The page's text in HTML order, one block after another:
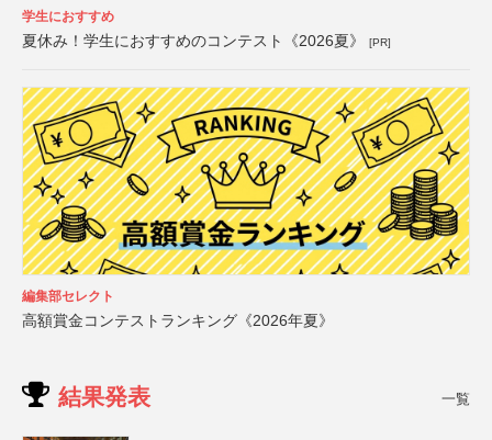
学生におすすめ
夏休み！学生におすすめのコンテスト《2026夏》 [PR]
編集部セレクト
高額賞金コンテストランキング《2026年夏》
結果発表 一覧